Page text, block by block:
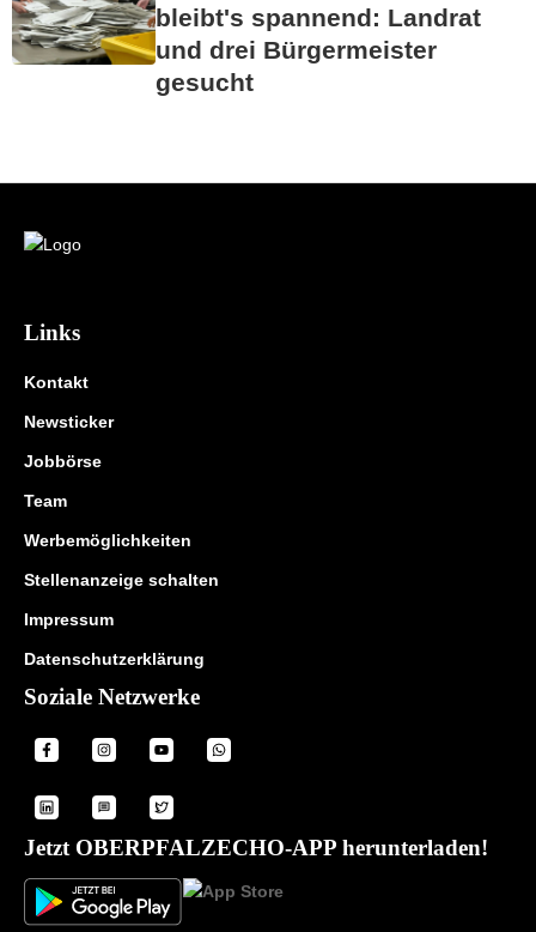
bleibt's spannend: Landrat
und drei Bürgermeister
gesucht
Links
Kontakt
Newsticker
Jobbörse
Team
Werbemöglichkeiten
Stellenanzeige schalten
Impressum
Datenschutzerklärung
Soziale Netzwerke
Jetzt OBERPFALZECHO-APP herunterladen!